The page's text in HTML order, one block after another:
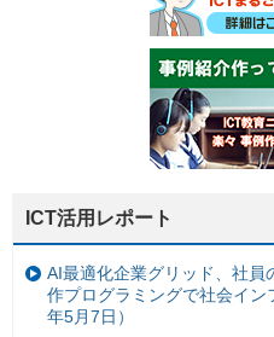
ICT活用レポート
AI最適化企業グリッド、社員
作プログラミングで社会イ
年5月7日）